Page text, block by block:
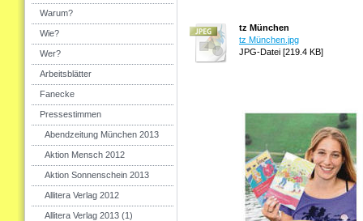
Warum?
Wie?
Wer?
Arbeitsblätter
Fanecke
Pressestimmen
Abendzeitung München 2013
Aktion Mensch 2012
Aktion Sonnenschein 2013
Allitera Verlag 2012
Allitera Verlag 2013 (1)
tz München
tz München.jpg
JPG-Datei [219.4 KB]